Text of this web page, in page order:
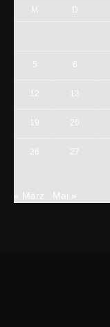
M D
5 6
12 13
19 20
26 27
« März Mai »